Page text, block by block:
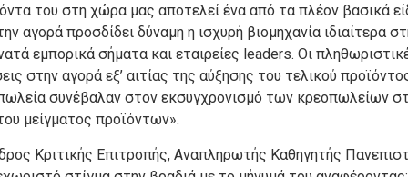
του στη χώρα μας αποτελεί ένα από τα πλέον βασικά
αγορά προσδίδει δύναμη η ισχυρή βιομηχανία ιδιαίτερα
εμπορικά σήματα και εταιρείες leaders. Οι
στην αγορά εξ’ αιτίας της αύξησης του τελικού
συνέβαλαν στον εκσυγχρονισμό των κρεοπωλείων
μείγματος προϊόντων».
Κριτικής Επιτροπής, Αναπληρωτής Καθηγητής